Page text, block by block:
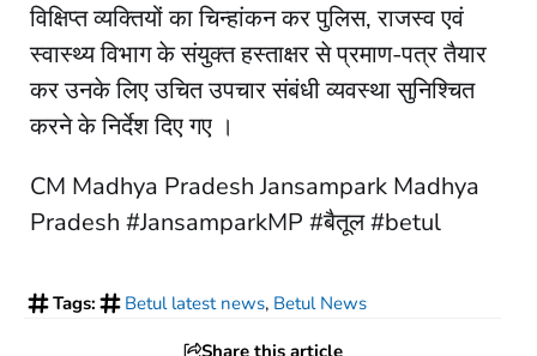
विक्षिप्त व्यक्तियों का चिन्हांकन कर पुलिस, राजस्व एवं
स्वास्थ्य विभाग के संयुक्त हस्ताक्षर से प्रमाण-पत्र तैयार
कर उनके लिए उचित उपचार संबंधी व्यवस्था सुनिश्चित
करने के निर्देश दिए गए ।
CM Madhya Pradesh Jansampark Madhya
Pradesh #JansamparkMP #बैतूल #betul
Tags: Betul latest news, Betul News